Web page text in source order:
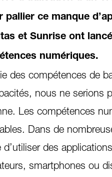
ce manque
et Sunrise ont
numériques.
des compétences de
nous ne serions
Les compétences
Dans de
des
smartphones ou